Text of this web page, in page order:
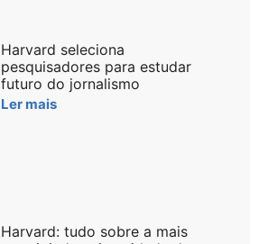
Harvard seleciona
pesquisadores para estudar
futuro do jornalismo
Ler mais
Harvard: tudo sobre a mais